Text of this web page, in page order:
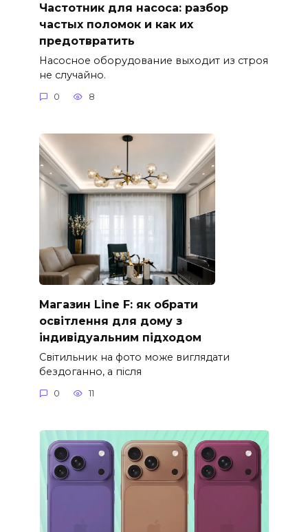
Частотник для насоса: разбор
частых поломок и как их
предотвратить
Насосное оборудование выходит из строя
не случайно.
0 8
Магазин Line F: як обрати
освітлення для дому з
індивідуальним підходом
Світильник на фото може виглядати
бездоганно, а після
0 11